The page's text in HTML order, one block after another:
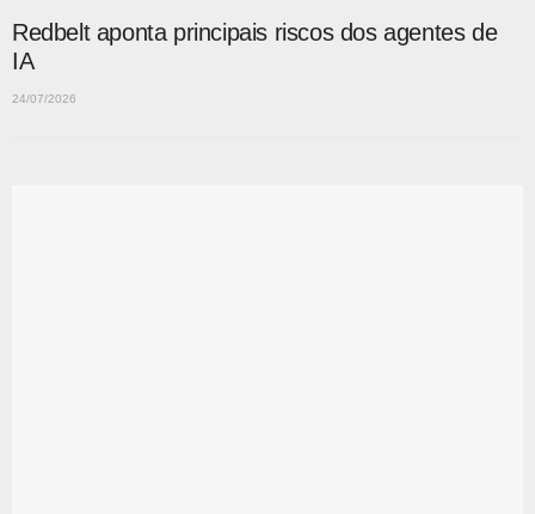
Redbelt aponta principais riscos dos agentes de
IA
24/07/2026